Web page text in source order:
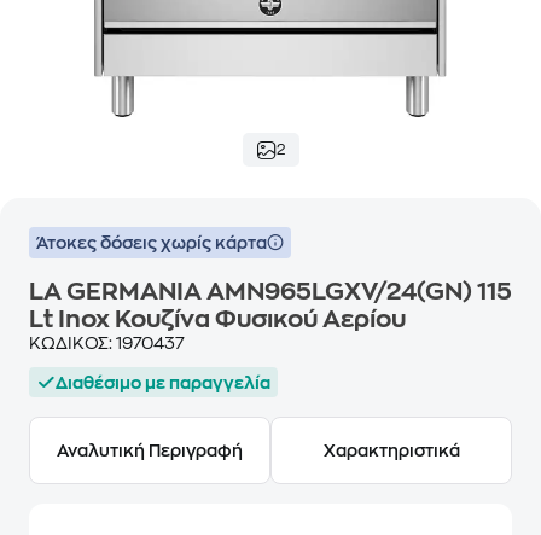
2
Άτοκες δόσεις χωρίς κάρτα
LA GERMANIA AMN965LGXV/24(GN) 115
Lt Inox Κουζίνα Φυσικού Αερίου
ΚΩΔΙΚΟΣ: 1970437
Διαθέσιμο με παραγγελία
Αναλυτική Περιγραφή Χαρακτηριστικά